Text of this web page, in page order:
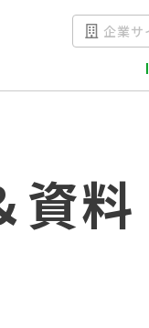
企業サ
資料